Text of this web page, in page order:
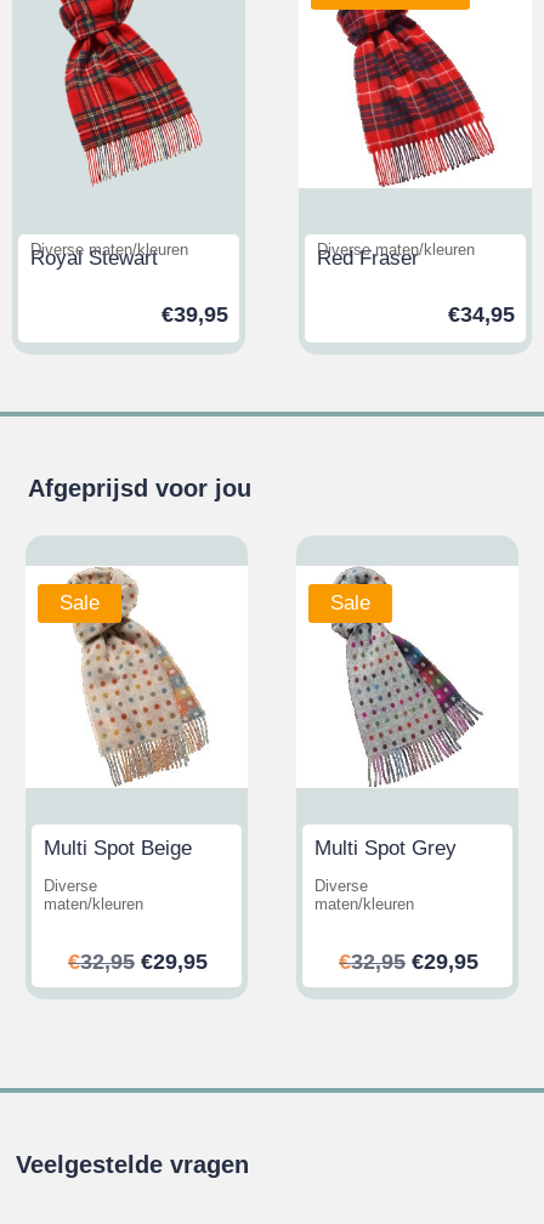
Royal Stewart
Diverse maten/kleuren
€39,95
Red Fraser
Diverse maten/kleuren
€34,95
Afgeprijsd voor jou
Sale
Multi Spot Beige
Diverse
maten/kleuren
€32,95 Oorspronkelijke
prijs
€29,95Huidige
prijs
Sale
Multi Spot Grey
Diverse
maten/kleuren
€32,95
prijs
€29,95
prijs
Veelgestelde vragen